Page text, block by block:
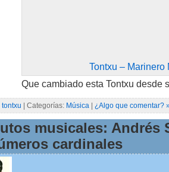
Tontxu – Marinero
Que cambiado esta Tontxu desde
tontxu | Categorías: Música ¿Algo que comentar?
musicales: Andrés
cardinales